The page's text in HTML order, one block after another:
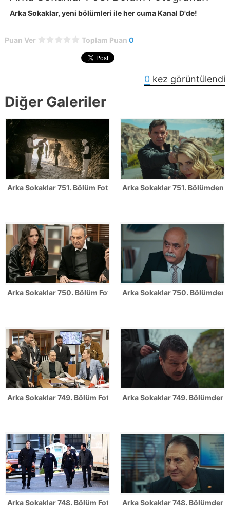
Arka Sokaklar, yeni bölümleri ile her cuma Kanal D'de!
Puan Ver Toplam Puan 0
0 kez görüntülendi
Diğer Galeriler
Arka Sokaklar 751. Bölüm Fotoğrafları - SEZON FİNALİ
Arka Sokaklar 751. Bölümden
Arka Sokaklar 750. Bölüm FotoğraflarıArka Sokaklar 750. Bölümden
Arka Sokaklar 749. Bölüm FotoğraflarıArka Sokaklar 749. Bölümden
Arka Sokaklar 748. Bölüm FotoğraflarıArka Sokaklar 748. Bölümden